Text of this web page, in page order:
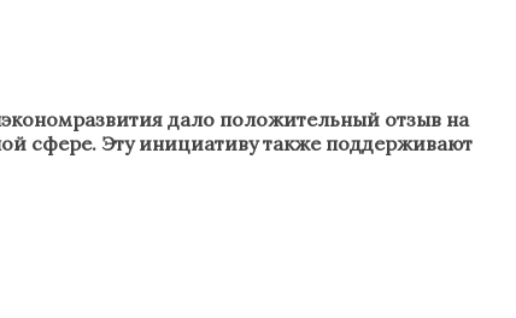
дало положительный отзыв на
сфере. Эту инициативу также поддерживают